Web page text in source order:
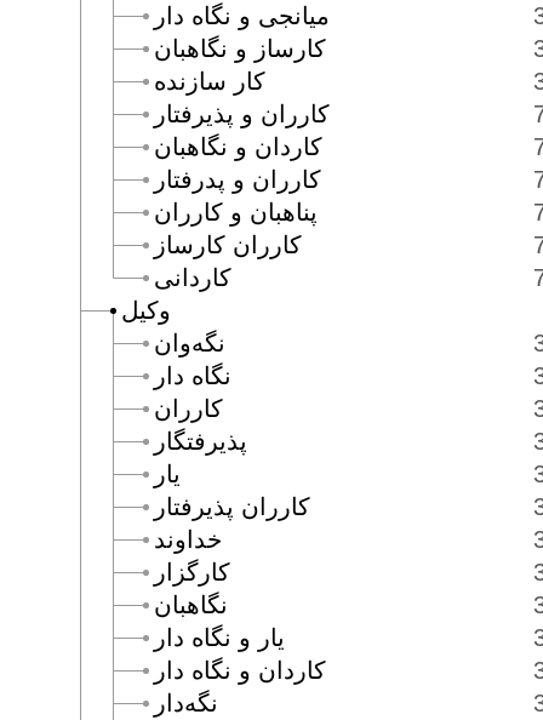
وكيل
ميانجى و نگاه دار
كارساز و نگاهبان
كار سازنده
كارران و پذيرفتار
كاردان و نگاهبان
كارران و پدرفتار
پناهبان و كارران
كارران كارساز
كاردانى
نگه‌وان
نگاه دار
كارران
پذيرفتگار
يار
كارران پذيرفتار
خداوند
كارگزار
نگاهبان
يار و نگاه دار
كاردان و نگاه دار
نگه‌دار